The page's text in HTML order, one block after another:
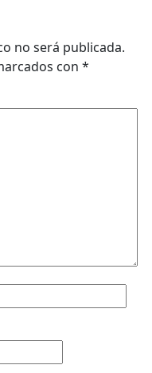
no será publicada.
con *